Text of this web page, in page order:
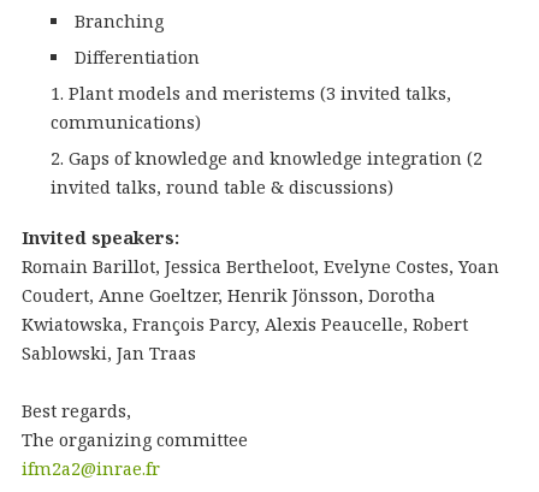
Branching
Differentiation
Plant models and meristems (3 invited talks,
communications)
Gaps of knowledge and knowledge integration (2
invited talks, round table & discussions)
Invited speakers:
Romain Barillot, Jessica Bertheloot, Evelyne Costes, Yoan
Coudert, Anne Goeltzer, Henrik Jönsson, Dorotha
Kwiatowska, François Parcy, Alexis Peaucelle, Robert
Sablowski, Jan Traas
Best regards,
The organizing committee
ifm2a2@inrae.fr